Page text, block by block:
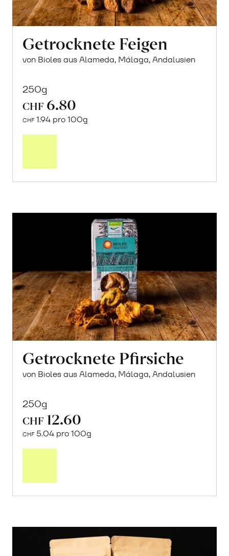
Getrocknete Feigen
von Bioles aus Alameda, Málaga, Andalusien
250g
CHF 6.80
CHF 1.94 pro 100g
Getrocknete Pfirsiche
von Bioles aus Alameda, Málaga, Andalusien
250g
CHF 12.60
CHF 5.04 pro 100g